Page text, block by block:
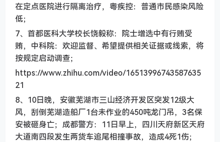
在定点医院进行隔离治疗，粤疾控：普通市民感染风险
低；
7、首都医科大学校长饶毅称：院士增选中有行贿受
贿，中科院：欢迎监督、希望提供相关证据或线索，将
按规定启动调查；
https://www.zhihu.com/video/16513996743587635
21
8、10日晚，安徽芜湖市三山经济开发区突发12级大
风，刮倒芜湖造船厂1台未作业的450吨龙门吊，3名保
安被砸身亡；成都警方：11日早上，四川天府新区天府
大道南四段发生两货车追尾相撞事故，造成4死1伤；